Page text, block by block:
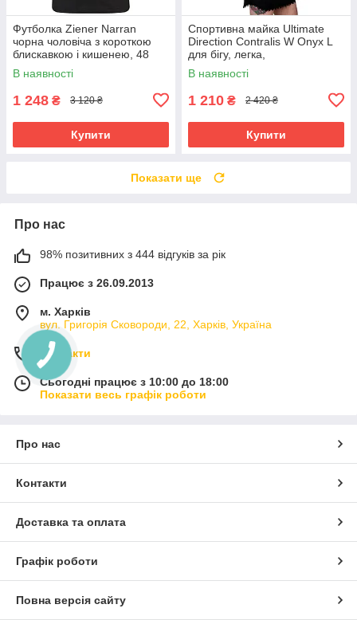
Футболка Ziener Narran
чорна чоловіча з короткою
блискавкою і кишенею, 48
розмір.
В наявності
1 248 ₴ 3 120 ₴
Купити
Спортивна майка Ultimate
Direction Contralis W Onyx L
для бігу, легка,
вологозахисна
В наявності
1 210 ₴ 2 420 ₴
Купити
Показати ще
Про нас
98% позитивних з 444 відгуків за рік
Працює з 26.09.2013
м. Харків
вул. Григорія Сковороди, 22, Харків, Україна
Контакти
Сьогодні працює з 10:00 до 18:00
Показати весь графік роботи
Про нас
Контакти
Доставка та оплата
Графік роботи
Повна версія сайту